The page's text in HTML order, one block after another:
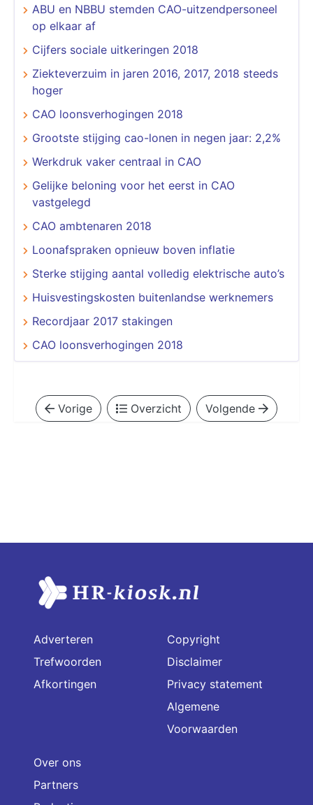
ABU en NBBU stemden CAO-uitzendpersoneel
op elkaar af
Cijfers sociale uitkeringen 2018
Ziekteverzuim in jaren 2016, 2017, 2018 steeds
hoger
CAO loonsverhogingen 2018
Grootste stijging cao-lonen in negen jaar: 2,2%
Werkdruk vaker centraal in CAO
Gelijke beloning voor het eerst in CAO
vastgelegd
CAO ambtenaren 2018
Loonafspraken opnieuw boven inflatie
Sterke stijging aantal volledig elektrische auto’s
Huisvestingskosten buitenlandse werknemers
Recordjaar 2017 stakingen
CAO loonsverhogingen 2018
Vorige Overzicht Volgende
Adverteren
Trefwoorden
Afkortingen
Copyright
Disclaimer
Privacy statement
Algemene
Voorwaarden
Over ons
Partners